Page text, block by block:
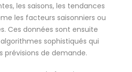
les saisons, les tendances
les facteurs saisonniers ou
Ces données sont ensuite
sophistiqués qui
prévisions de demande.